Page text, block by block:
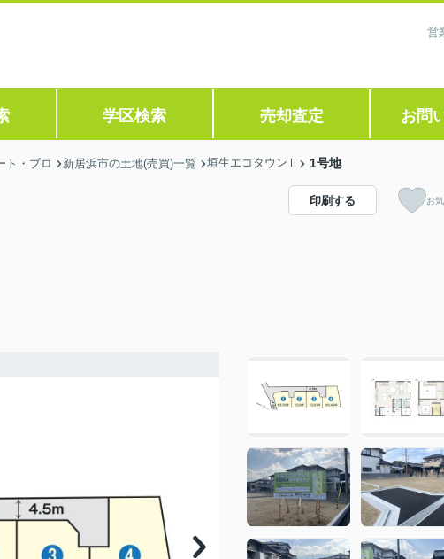
営
学区検索 売却査定 お問
ト・プロ 新居浜市の土地(売買)一覧 垣生エコタウンⅡ 1号地
印刷する お